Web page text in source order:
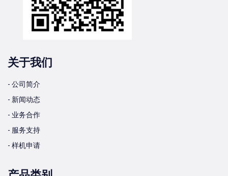
关于我们
- 公司简介
- 新闻动态
- 业务合作
- 服务支持
- 样机申请